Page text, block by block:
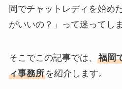
岡でチャットレディを始め
がいいの？」って迷ってし
そこでこの記事では、 福岡
ィ事務所を紹介します。